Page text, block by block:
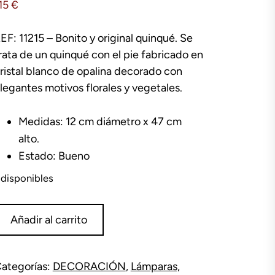
€
11215 – Bonito y original quinqué. Se
de un quinqué con el pie fabricado en
blanco de opalina decorado con
motivos florales y vegetales.
Medidas: 12 cm diámetro x 47 cm
alto.
Estado: Bueno
disponibles
Añadir al carrito
DECORACIÓN, Lámparas,